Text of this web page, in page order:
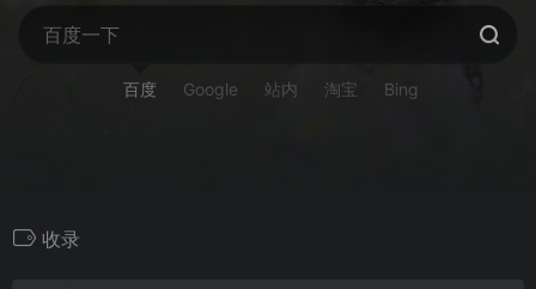
百度 Google 站内 淘宝 Bing
收录